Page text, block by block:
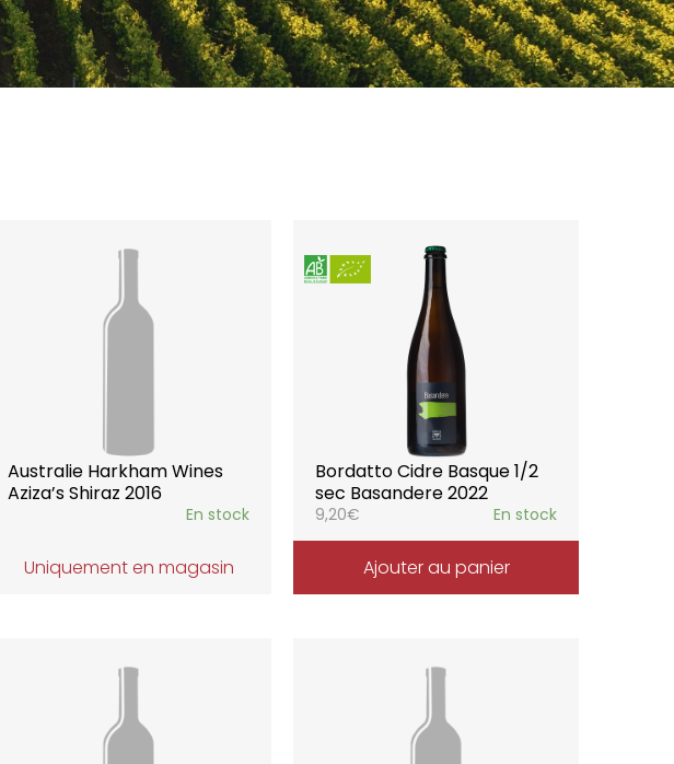
Australie Harkham Wines
Aziza’s Shiraz 2016
En stock
Uniquement en magasin
Bordatto Cidre Basque 1/2
sec Basandere 2022
9,20€ En stock
Ajouter au panier